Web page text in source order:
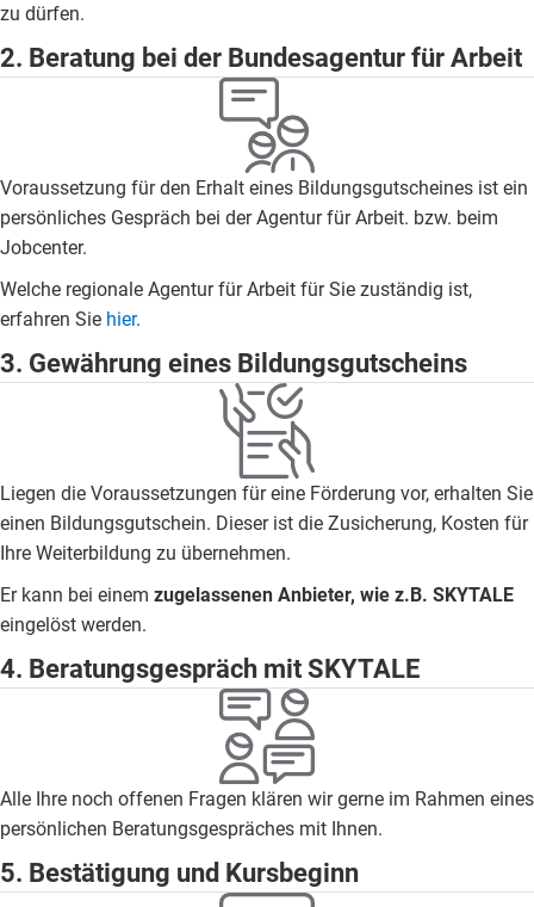
zu dürfen.
2. Beratung bei der Bundesagentur für Arbeit
Voraussetzung für den Erhalt eines Bildungsgutscheines ist ein
persönliches Gespräch bei der Agentur für Arbeit. bzw. beim
Jobcenter.
Welche regionale Agentur für Arbeit für Sie zuständig ist,
erfahren Sie hier.
3. Gewährung eines Bildungsgutscheins
Liegen die Voraussetzungen für eine Förderung vor, erhalten Sie
einen Bildungsgutschein. Dieser ist die Zusicherung, Kosten für
Ihre Weiterbildung zu übernehmen.
Er kann bei einem zugelassenen Anbieter, wie z.B. SKYTALE
eingelöst werden.
4. Beratungsgespräch mit SKYTALE
Alle Ihre noch offenen Fragen klären wir gerne im Rahmen eines
persönlichen Beratungsgespräches mit Ihnen.
5. Bestätigung und Kursbeginn